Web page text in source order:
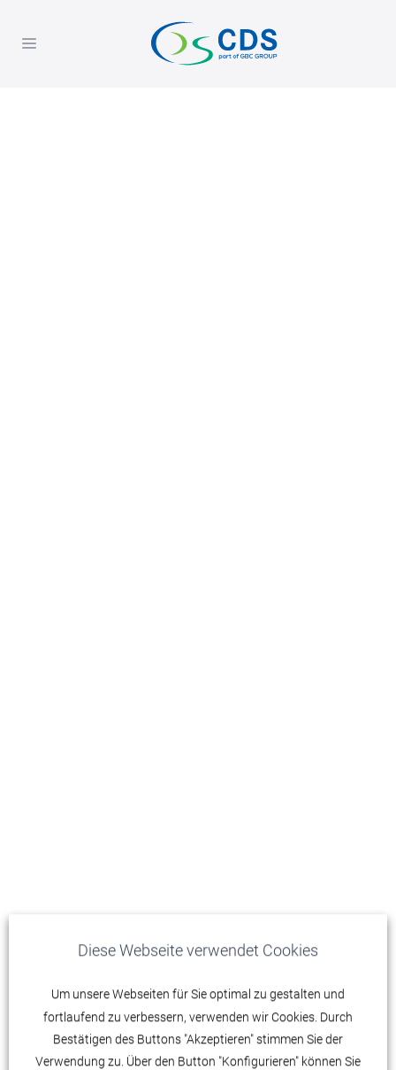
Diese Webseite verwendet Cookies
Um unsere Webseiten für Sie optimal zu gestalten und
fortlaufend zu verbessern, verwenden wir Cookies. Durch
Bestätigen des Buttons "Akzeptieren" stimmen Sie der
Verwendung zu. Über den Button "Konfigurieren" können Sie